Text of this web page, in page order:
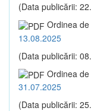
(Data publicării:
Ordinea
13.08.2025
(Data publicării:
Ordinea
31.07.2025
(Data publicării: